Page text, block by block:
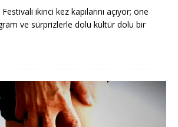
ikinci kez kapılarını açıyor; öne
ve sürprizlerle dolu kültür dolu bir